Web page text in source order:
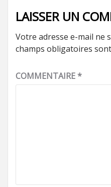
LAISSER UN
Votre adresse e-mail ne
champs obligatoires
COMMENTAIRE*